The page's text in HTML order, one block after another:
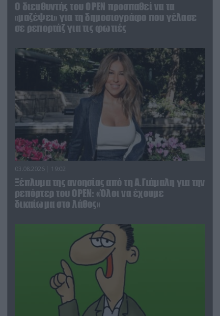
O διευθυντής του OPEN προσπαθεί να τα
«μαζέψει» για τη δημοσιογράφο που γέλασε
σε ρεπορτάζ για τις φωτιές
03.08.2026 | 19:02
Ξέπλυμα της ανοησίας από τη Α.Γιάμαλη για την
ρεπόρτερ του ΟΡΕΝ: «Όλοι να έχουμε
δικαίωμα στο λάθος»